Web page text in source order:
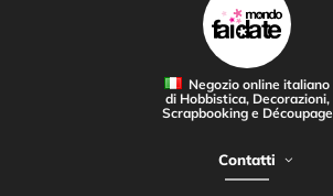
Negozio online italiano
di Hobbistica, Decorazioni,
Scrapbooking e Découpage
Contatti